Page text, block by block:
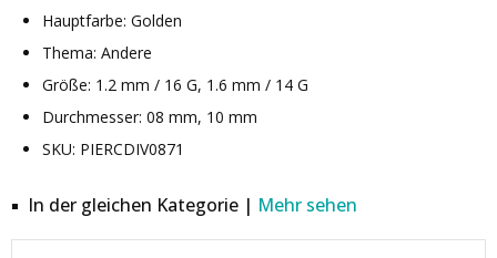
Hauptfarbe: Golden
Thema: Andere
Größe: 1.2 mm / 16 G, 1.6 mm / 14 G
Durchmesser: 08 mm, 10 mm
SKU: PIERCDIV0871
In der gleichen Kategorie | Mehr sehen